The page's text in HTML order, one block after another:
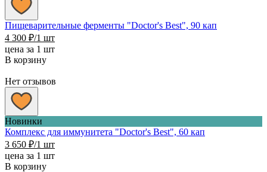
Пищеварительные ферменты "Doctor's Best", 90 кап
4 300 ₽/1 шт
цена за 1 шт
В корзину
Нет отзывов
Новинки
Комплекс для иммунитета "Doctor's Best", 60 кап
3 650 ₽/1 шт
цена за 1 шт
В корзину